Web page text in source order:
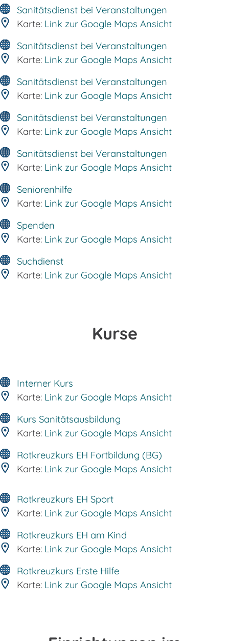
Sanitätsdienst bei Veranstaltungen
Karte: Link zur Google Maps Ansicht
Sanitätsdienst bei Veranstaltungen
Karte: Link zur Google Maps Ansicht
Sanitätsdienst bei Veranstaltungen
Karte: Link zur Google Maps Ansicht
Sanitätsdienst bei Veranstaltungen
Karte: Link zur Google Maps Ansicht
Sanitätsdienst bei Veranstaltungen
Karte: Link zur Google Maps Ansicht
Seniorenhilfe
Karte: Link zur Google Maps Ansicht
Spenden
Karte: Link zur Google Maps Ansicht
Suchdienst
Karte: Link zur Google Maps Ansicht
Kurse
Interner Kurs
Karte: Link zur Google Maps Ansicht
Kurs Sanitätsausbildung
Karte: Link zur Google Maps Ansicht
Rotkreuzkurs EH Fortbildung (BG)
Karte: Link zur Google Maps Ansicht
Rotkreuzkurs EH Sport
Karte: Link zur Google Maps Ansicht
Rotkreuzkurs EH am Kind
Karte: Link zur Google Maps Ansicht
Rotkreuzkurs Erste Hilfe
Karte: Link zur Google Maps Ansicht